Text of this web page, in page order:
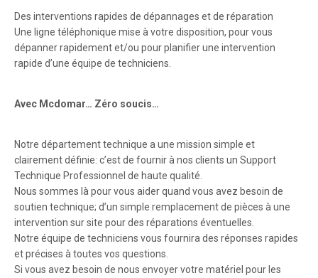
Des interventions rapides de dépannages et de réparation
Une ligne téléphonique mise à votre disposition, pour vous
dépanner rapidement et/ou pour planifier une intervention
rapide d’une équipe de techniciens.
Avec Mcdomar… Zéro soucis…
Notre département technique a une mission simple et
clairement définie: c’est de fournir à nos clients un Support
Technique Professionnel de haute qualité.
Nous sommes là pour vous aider quand vous avez besoin de
soutien technique; d’un simple remplacement de pièces à une
intervention sur site pour des réparations éventuelles.
Notre équipe de techniciens vous fournira des réponses rapides
et précises à toutes vos questions.
Si vous avez besoin de nous envoyer votre matériel pour les